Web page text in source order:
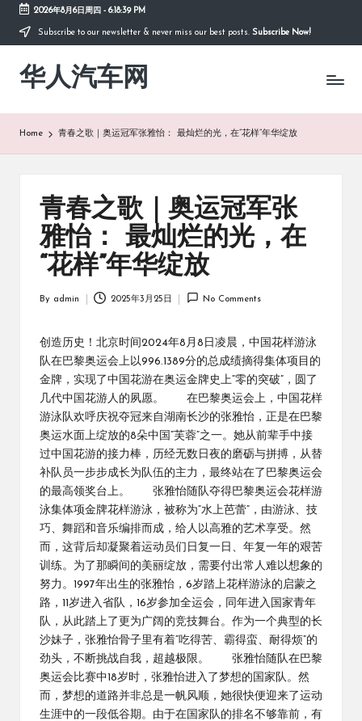
Skip
content
2026年8月6日周四 - 6:18:40 PM
Subscribe to our newsletter & never miss our best posts. Subscribe Now!
华人汽车网
Home 青春之歌｜奥运冠军张雅怡： 最灿烂的光，在“花样”年华绽放
青春之歌｜奥运冠军张
雅怡： 最灿烂的光，在
“花样”年华绽放
By admin 2025年3月25日 No Comments
创造历史！北京时间2024年8月8日凌晨，中国花样游泳
队在巴黎奥运会上以996.1389分的总成绩摘得集体项目的
金牌，实现了中国花游在奥运金牌史上“零的突破”，圆了
几代中国花游人的夙愿。 在巴黎奥运会上，中国花样
游泳队欢呼庆祝夺冠来自湖南长沙的张雅怡，正是在巴黎
奥运水面上绽放的8朵中国“芙蓉”之一。她从前辈手中接
过中国花游的接力棒，历经无数日夜的磨砺与拼搏，从替
补队员一步步成长为队伍的主力，最终站在了巴黎奥运会
的最高领奖台上。 张雅怡随队夺得巴黎奥运会花样游
泳集体项金牌花样游泳，被称为“水上芭蕾”，由游泳、技
巧、舞蹈和音乐编排而成，给人以高雅的艺术享受。然
而，这背后却凝聚着运动员们日复一日、年复一年的艰苦
训练。为了那瞬间的美丽绽放，需要付出常人难以想象的
努力。1997年出生的张雅怡，6岁踏上花样游泳的启蒙之
路，11岁进入省队，16岁参加全运会，同年进入国家青年
队，从此踏上了更为广阔的竞技舞台。作为一个典型的长
沙妹子，张雅怡骨子里有着“吃得苦、霸得蛮、耐得烦”的
劲头，不断挑战自我，超越极限。 张雅怡随队在巴黎
奥运会比赛中18岁时，张雅怡进入了梦想的国家队。然
而，梦想的道路并非总是一帆风顺，她很快便迎来了运动
生涯中的一段低谷期。由于在国家队的排名不够靠前，有